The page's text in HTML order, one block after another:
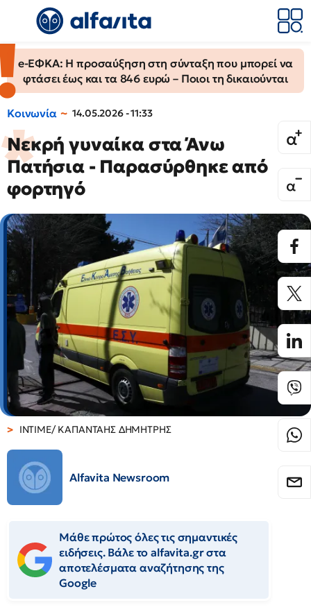
e-ΕΦΚΑ: Η προσαύξηση στη σύνταξη που μπορεί να
φτάσει έως και τα 846 ευρώ – Ποιοι τη δικαιούνται
Κοινωνία 14.05.2026 - 11:33
Νεκρή γυναίκα στα Άνω
Πατήσια - Παρασύρθηκε από
φορτηγό
INTIME/ ΚΑΠΑΝΤΑΗΣ ΔΗΜΗΤΡΗΣ
Alfavita Newsroom
Μάθε πρώτος όλες τις σημαντικές
ειδήσεις. Βάλε το alfavita.gr στα
αποτελέσματα αναζήτησης της
Google